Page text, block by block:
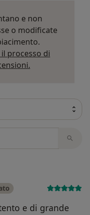
e non
o modificate
processo di
e di grande